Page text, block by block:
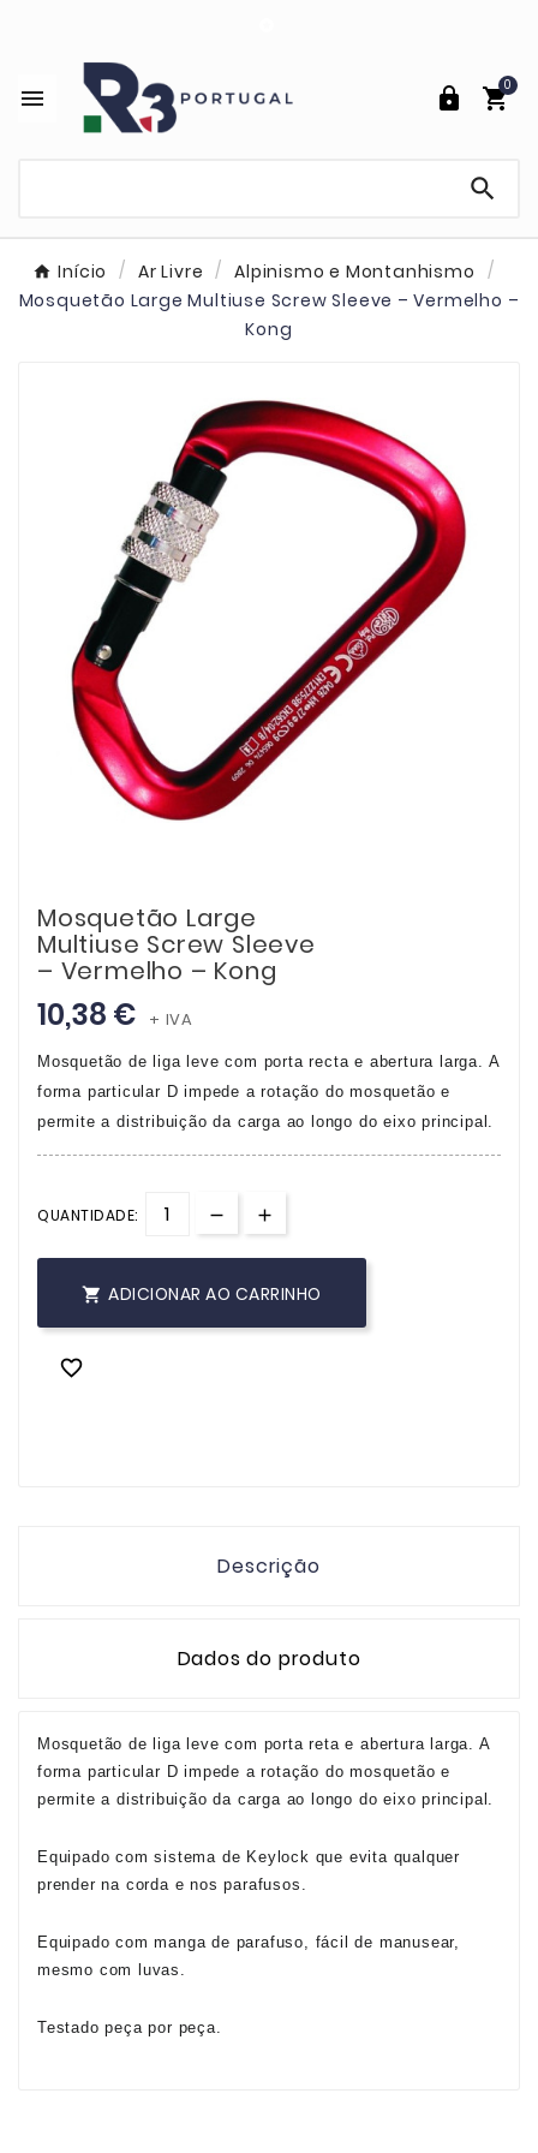
  
0

Início Ar Livre
Alpinismo e Montanhismo
Mosquetão Large Multiuse Screw Sleeve – Vermelho –
Kong
Mosquetão Large
Multiuse Screw Sleeve
– Vermelho – Kong
10,38 € + IVA
Mosquetão de liga leve com porta recta e abertura larga. A
forma particular D impede a rotação do mosquetão e
permite a distribuição da carga ao longo do eixo principal.
QUANTIDADE:
 ADICIONAR AO CARRINHO

Descrição
Dados do produto
Mosquetão de liga leve com porta reta e abertura larga. A
forma particular D impede a rotação do mosquetão e
permite a distribuição da carga ao longo do eixo principal.
Equipado com sistema de Keylock que evita qualquer
prender na corda e nos parafusos.
Equipado com manga de parafuso, fácil de manusear,
mesmo com luvas.
Testado peça por peça.